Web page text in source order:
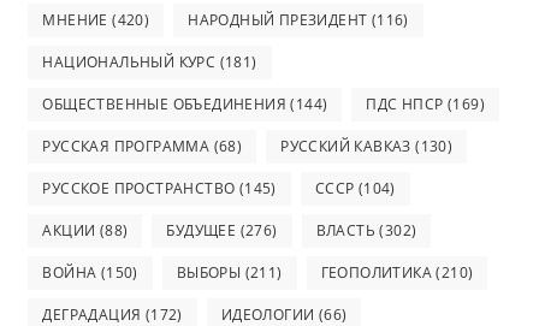
МНЕНИЕ (420) НАРОДНЫЙ ПРЕЗИДЕНТ (116)
НАЦИОНАЛЬНЫЙ КУРС (181)
ОБЩЕСТВЕННЫЕ ОБЪЕДИНЕНИЯ (144) ПДС НПСР (169)
РУССКАЯ ПРОГРАММА (68) РУССКИЙ КАВКАЗ (130)
РУССКОЕ ПРОСТРАНСТВО (145) СССР (104)
АКЦИИ (88) БУДУЩЕЕ (276) ВЛАСТЬ (302)
ВОЙНА (150) ВЫБОРЫ (211) ГЕОПОЛИТИКА(210)
ДЕГРАДАЦИЯ (172) ИДЕОЛОГИИ (66)